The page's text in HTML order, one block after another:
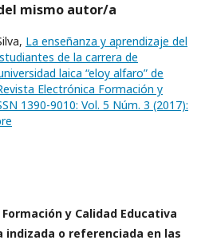
mismo autor/a
La enseñanza y aprendizaje del
de la carrera de
laica “eloy alfaro” de
Electrónica Formación y
1390-9010: Vol. 5 Núm. 3 (2017):
y Calidad Educativa
indizada o referenciada en las